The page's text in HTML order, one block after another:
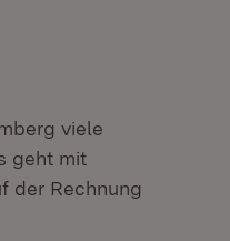
viele
geht mit
der Rechnung